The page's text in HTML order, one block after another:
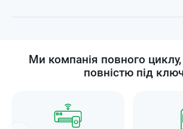
Ми компанія повного циклу,
повністю під